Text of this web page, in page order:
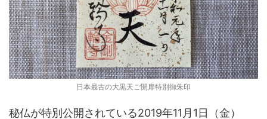
日本最古の大黒天ご開扉特別御朱印
秘仏が特別公開されている2019年11月1日（金）